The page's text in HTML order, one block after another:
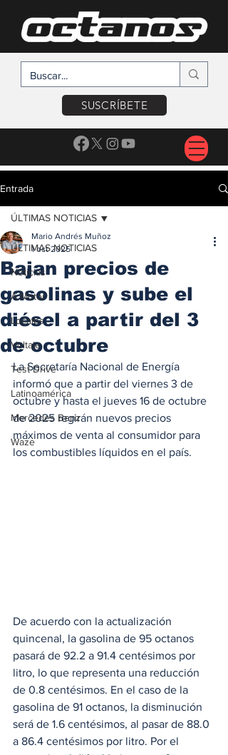
SUSCRÍBETE
Entrada
ÚLTIMAS NOTICIAS
Noticias
A Motor
Locales
Voltaje
Test Drive
Latinoamérica
Mercedes Benz
Waze
ÚLTIMAS NOTICIAS
Bajan precios de
gasolinas y sube el
diésel a partir del 3
de octubre
Mario Andrés Muñoz
1 oct 2025
La Secretaría Nacional de Energía
informó que a partir del viernes 3 de
octubre y hasta el jueves 16 de octubre
de 2025 regirán nuevos precios
máximos de venta al consumidor para
los combustibles líquidos en el país.
De acuerdo con la actualización
quincenal, la gasolina de 95 octanos
pasará de 92.2 a 91.4 centésimos por
litro, lo que representa una reducción
de 0.8 centésimos. En el caso de la
gasolina de 91 octanos, la disminución
será de 1.6 centésimos, al pasar de 88.0
a 86.4 centésimos por litro. Por el